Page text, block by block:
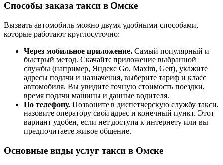
Способы заказа такси в Омске
Вызвать автомобиль можно двумя удобными способами,
которые работают круглосуточно:
Через мобильное приложение. Самый популярный и
быстрый метод. Скачайте приложение выбранной
службы (например, Яндекс Go, Maxim, Gett), укажите
адресы подачи и назначения, выберите тариф и класс
автомобиля. Вы увидите точную стоимость поездки,
время подачи машины и данные водителя.
По телефону. Позвоните в диспетчерскую службу такси,
назовите оператору свой адрес и конечный пункт. Этот
вариант удобен, если нет доступа к интернету или вы
предпочитаете живое общение.
Основные виды услуг такси в Омске